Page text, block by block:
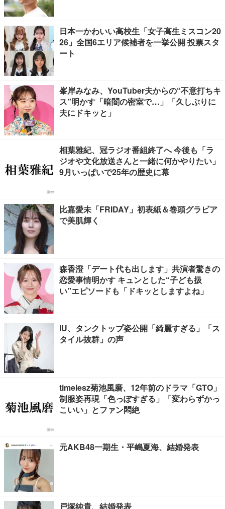
日本一かわいい高校生「女子高生ミスコン20
26」全国6エリア候補者を一挙公開 投票スタ
ート
峯岸みなみ、YouTuber夫からの“不意打ちキ
ス”明かす「暗闇の密室で…」「久しぶりに
夫にドキッと」
相葉雅紀、冠ラジオ番組終了へ 今後も「ラ
ジオや文化放送さんと一緒に何かやりたい」
9月いっぱいで25年の歴史に幕
比嘉愛未「FRIDAY」初表紙＆巻頭グラビア
で美肌輝く
森香澄「デート代も出します」共演者驚きの
恋愛事情明かす キュンとした“子ども扱
い”エピソードも「ドキッとしますよね」
IU、タンクトップ姿公開「綺麗すぎる」「ス
タイル抜群」の声
timelesz菊池風磨、12年前のドラマ「GTO」
制服姿再現「色っぽすぎる」「変わらずかっ
こいい」とファン悶絶
元AKB48一期生・平嶋夏海、結婚発表
戸塚純貴、結婚発表